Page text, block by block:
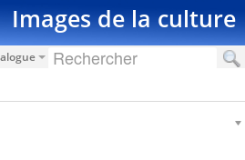
Images de la culture